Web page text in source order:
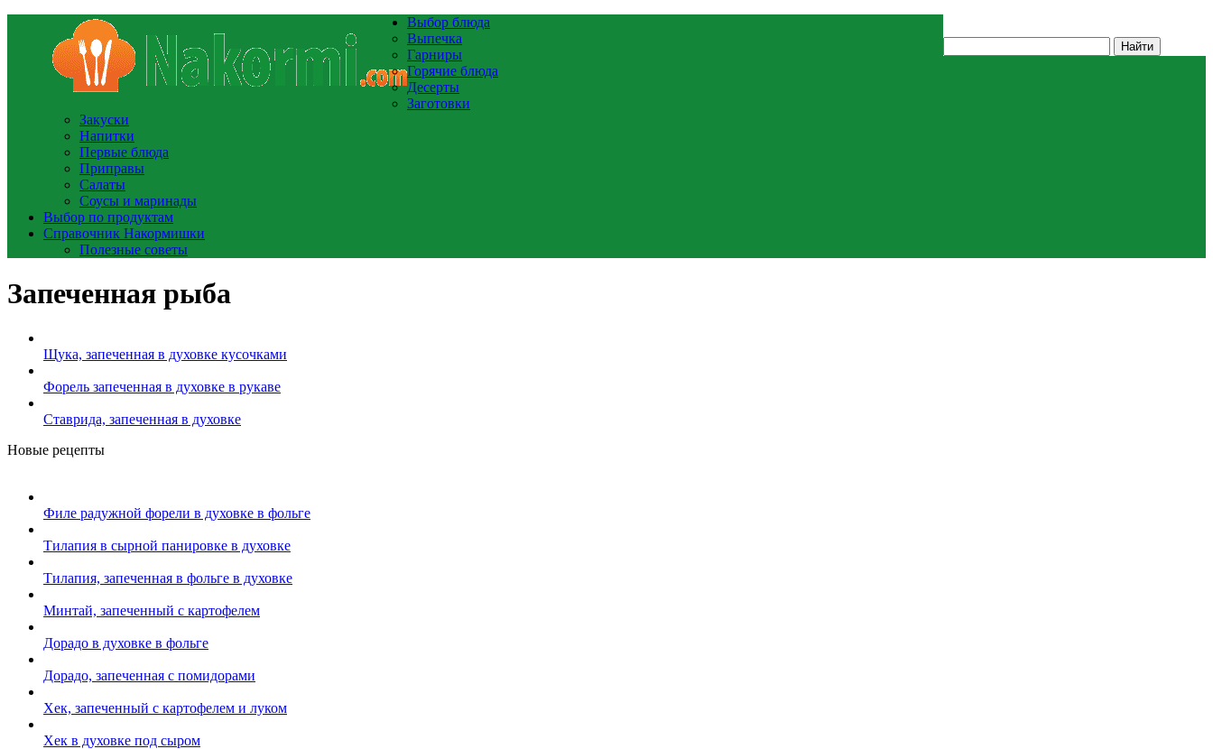
Выбор блюда
Выпечка
Гарниры
Горячие блюда
Десерты
Заготовки
Закуски
Напитки
Первые блюда
Приправы
Салаты
Соусы и маринады
Выбор по продуктам
Справочник Накормишки
Полезные советы
Запеченная рыба
Щука, запеченная в духовке кусочками
Форель запеченная в духовке в рукаве
Ставрида, запеченная в духовке
Новые рецепты
Филе радужной форели в духовке в фольге
Тилапия в сырной панировке в духовке
Тилапия, запеченная в фольге в духовке
Минтай, запеченный с картофелем
Дорадо в духовке в фольге
Дорадо, запеченная с помидорами
Хек, запеченный с картофелем и луком
Хек в духовке под сыром